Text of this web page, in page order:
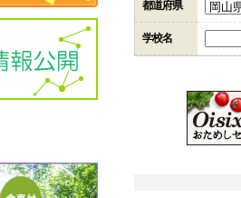
都道府県
学校名